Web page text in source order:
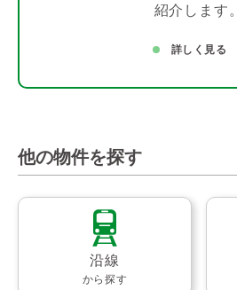
紹介します。
詳しく見る
他の物件を探す
沿線
から探す